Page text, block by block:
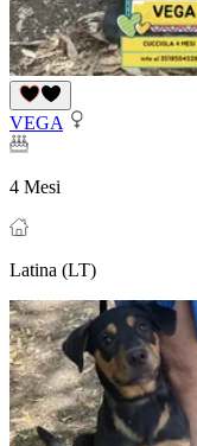
VEGA
4 Mesi
Latina (LT)